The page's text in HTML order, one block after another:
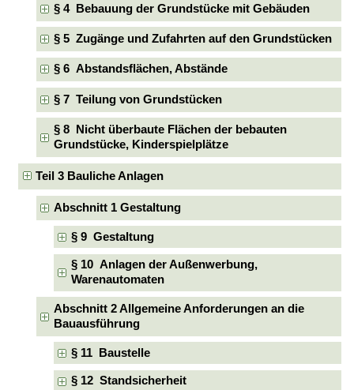
§ 4 Bebauung der Grundstücke mit Gebäuden
§ 5 Zugänge und Zufahrten auf den Grundstücken
§ 6 Abstandsflächen, Abstände
§ 7 Teilung von Grundstücken
§ 8 Nicht überbaute Flächen der bebauten
Grundstücke, Kinderspielplätze
Teil 3 Bauliche Anlagen
Abschnitt 1 Gestaltung
§ 9 Gestaltung
§ 10 Anlagen der Außenwerbung,
Warenautomaten
Abschnitt 2 Allgemeine Anforderungen an die
Bauausführung
§ 11 Baustelle
§ 12 Standsicherheit